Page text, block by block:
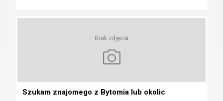
Brak zdjęcia
Szukam znajomego z Bytomia lub okolic